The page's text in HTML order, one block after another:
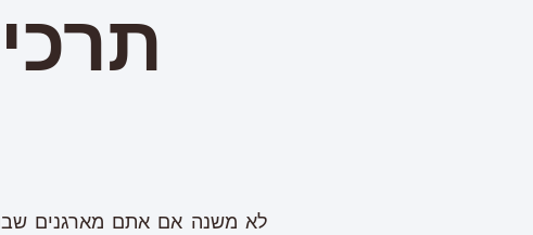
לא משנה אם אתם מארגנים